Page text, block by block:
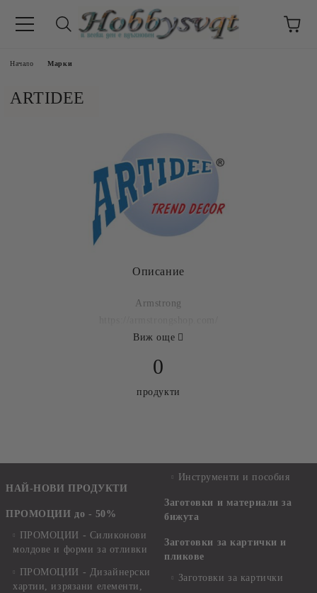
Начало Марки
ARTIDEE
Описание
Armstrong
Виж още
0
продукти
НАЙ-НОВИ ПРОДУКТИ
ПРОМОЦИИ до - 50%
ПРОМОЦИИ - Силиконови
молдове и форми за отливки
ПРОМОЦИИ - Дизайнерски
хартии, изрязани елементи,
Инструменти и пособия
Заготовки и материали за
бижута
Заготовки за картички и
пликове
Заготовки за картички